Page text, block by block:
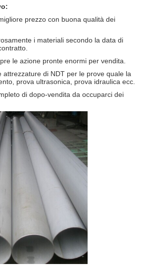
prezzo con buona qualità dei
i materiali secondo la data di
le azione pronte enormi per vendita.
attrezzature di NDT per le prove quale la
prova ultrasonica, prova idraulica ecc.
di dopo-vendita da occuparci dei